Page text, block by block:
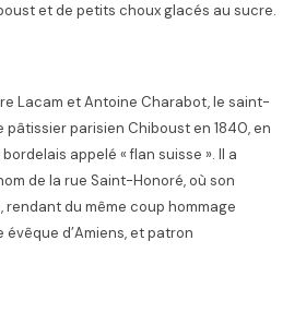
et de petits choux glacés au sucre.
Lacam et Antoine Charabot, le saint-
pâtissier parisien Chiboust en 1840, en
appelé « flan suisse ». Il a
de la rue Saint-Honoré, où son
du même coup hommage
d’Amiens, et patron